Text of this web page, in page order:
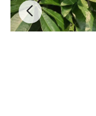
Russie, au Moyen-
la solide réputation et